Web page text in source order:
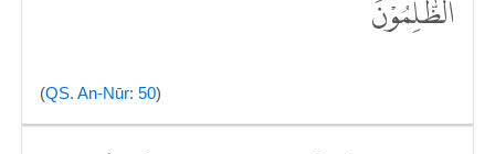
الظّٰلِمُوْنَ
(QS. An-Nūr: 50)